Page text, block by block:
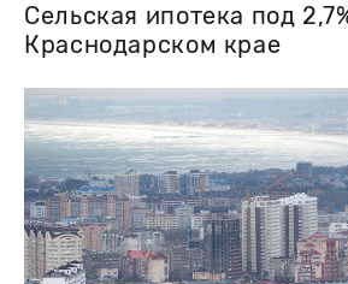
Сельская ипотека под
Краснодарском крае